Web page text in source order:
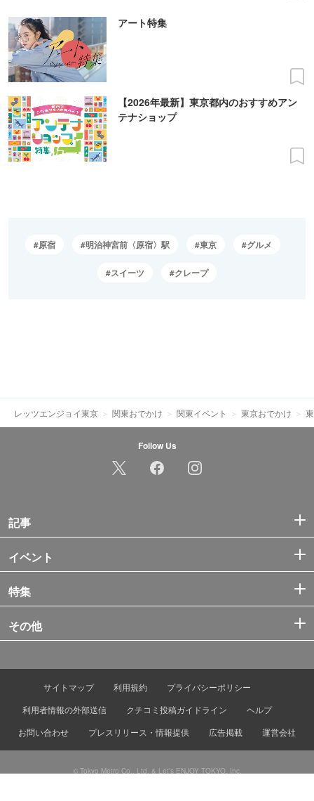
アート特集
【2026年最新】東京都内のおすすめアン
テナショップ
原宿 明治神宮前〈原宿〉駅 東京 グルメ
スイーツ クレープ
レッツエンジョイ東京 関東おでかけ 関東イベント 東京おでかけ
Follow Us
記事
イベント
特集
その他
サイトマップ 利用規約
プライバシーポリシー
利用者情報の外部送信
クチコミ投稿ガイドライン
ヘルプ
お問い合わせ
プレスリリース・情報提供 広告掲載 運営会社
© Tokyo Metro Co., Ltd. & Let’s ENJOY TOKYO, Inc.